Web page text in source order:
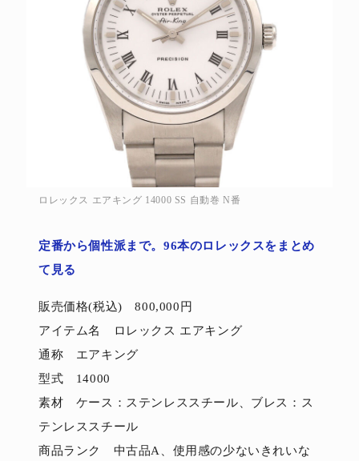
ロレックス エアキング 14000 SS 自動巻 N番
定番から個性派まで。96本のロレックスをまとめ
て見る
販売価格(税込) 800,000円
アイテム名 ロレックス エアキング
通称 エアキング
型式 14000
素材 ケース：ステンレススチール、ブレス：ス
テンレススチール
商品ランク 中古品A、使用感の少ないきれいな